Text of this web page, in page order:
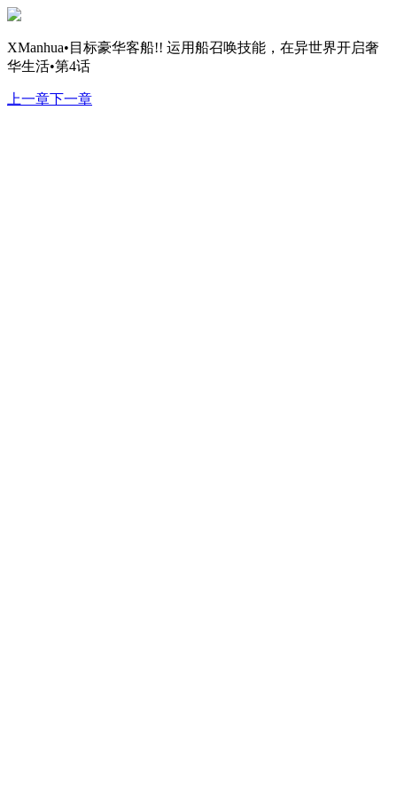
XManhua•目标豪华客船!! 运用船召唤技能，在异世界开启奢
华生活•第4话
上一章下一章